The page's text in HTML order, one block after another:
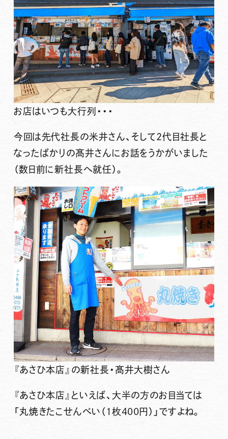
お店はいつも大行列・・・
今回は先代社長の米井さん、そして 2代目社長と
なったばかりの髙井さんにお話をうかがいました
（数日前に新社長へ就任）。
『あさひ本店』の新社長・髙井大樹さん
『あさひ本店』といえば、大半の方のお目当ては
「丸焼きたこせんべい（1枚400円）」 ですよね。